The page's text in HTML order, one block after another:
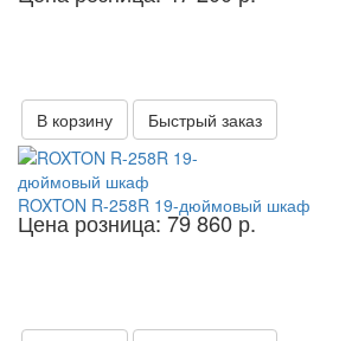
В корзину Быстрый заказ
ROXTON R-258R 19-дюймовый шкаф
Цена розница: 79 860 р.